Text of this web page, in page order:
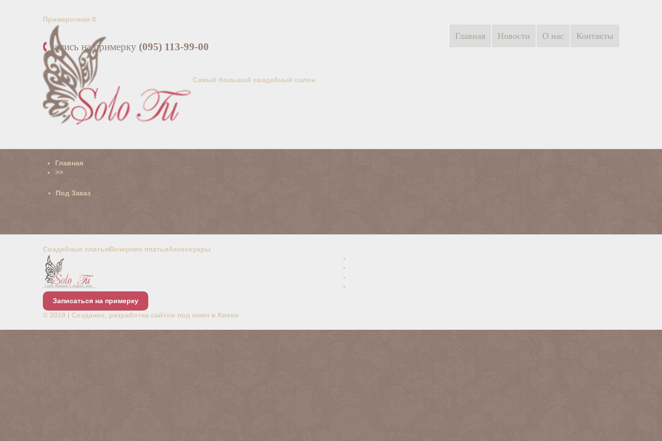
запись на примерку (095) 113-99-00
Примерочная 0
Главная Новости О нас Контакты
Самый большой свадебный салон
Главная
>>
Под Заказ
Свадебные платьяВечерние платьяАксессуары
Записаться на примерку
© 2019 | Создание, разработка сайтов под ключ в Киеве